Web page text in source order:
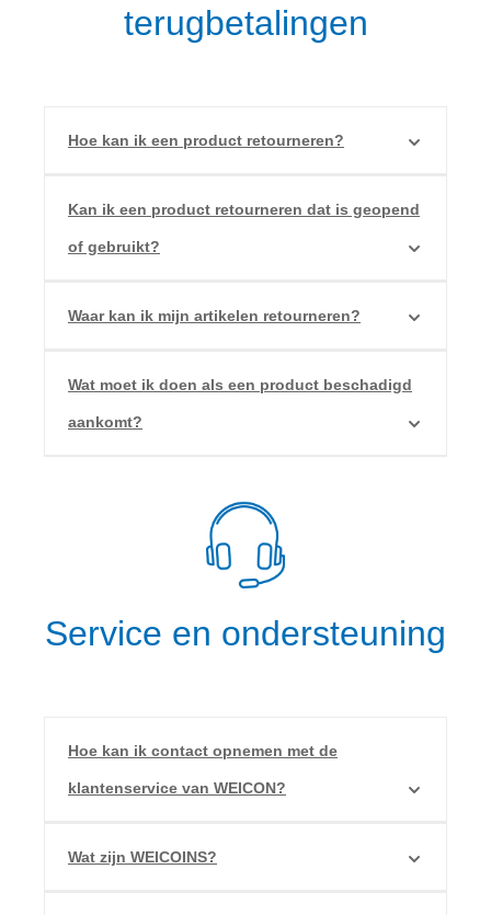
terugbetalingen
Hoe kan ik een product retourneren?
Kan ik een product retourneren dat is geopend
of gebruikt?
Waar kan ik mijn artikelen retourneren?
Wat moet ik doen als een product beschadigd
aankomt?
Service en ondersteuning
Hoe kan ik contact opnemen met de
klantenservice van WEICON?
Wat zijn WEICOINS?